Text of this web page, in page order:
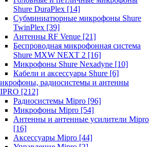
Shure DuraPlex [14]
Субминиатюрные микрофоны Shure
TwinPlex [39]
Антенны RF Venue [21]
Беспроводная микрофонная система
Shure MXW NEXT 2 [16]
Микрофоны Shure Nexadyne [10]
Кабели и аксессуары Shure [6]
радиосистемы и антенны
[212]
Радиосистемы Mipro [96]
Микрофоны Mipro [54]
Антенны и антенные усилители Mipro
[16]
Аксессуары Mipro [44]